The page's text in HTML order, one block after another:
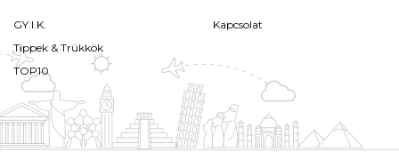
GY.I.K.
Tippek & Trükkök
TOP10
Kapcsolat